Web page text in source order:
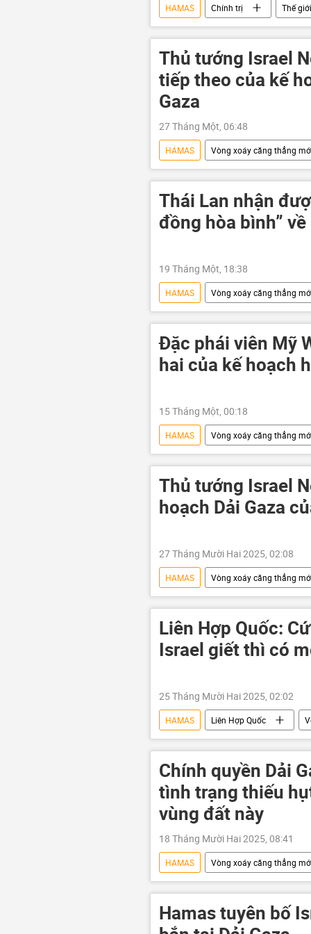
HAMAS Chính trị Thế giới
xung đột quân sự
tấn công
vũ khí hạt nhân
Thủ tướng Israel
tiếp theo của kế
Gaza
27 Tháng Một, 06:48
HAMAS Vòng xoáy căng thẳng
Trung Đông
Benjamin
Thái Lan nhận
đồng hòa bình” về
19 Tháng Một, 18:38
HAMAS Vòng xoáy căng thẳng
Hội đồng Bảo an LHQ
Thế
Gaza
hòa bình
Đặc phái viên Mỹ
hai của kế hoạch
15 Tháng Một, 00:18
HAMAS Vòng xoáy căng thẳng
xung đột quân sự
thông tin
Sergey Lavrov
Donald Trump
Thủ tướng Israel
hoạch Dải Gaza
27 Tháng Mười Hai 2025, 02:08
HAMAS Vòng xoáy căng thẳng
Donald Trump
Gaza
Báo chí thế giới
Nga
Jared Kushner
Hoa Kỳ
Liên Hợp Quốc:
Israel giết thì có
25 Tháng Mười Hai 2025, 02:02
HAMAS Liên Hợp Quốc
Gaza
Israel bị
Chính quyền Dải
tình trạng thiếu
vùng đất này
18 Tháng Mười Hai 2025, 08:41
HAMAS Vòng xoáy căng thẳng
Trung Đông
Israel
Hamas tuyên bố